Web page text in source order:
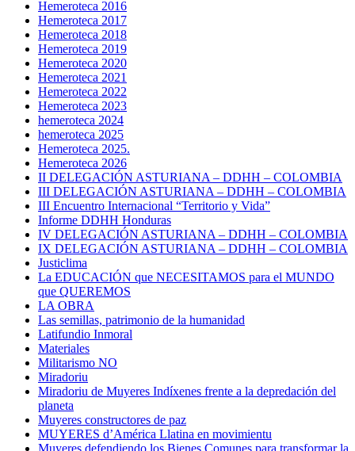
Hemeroteca 2016
Hemeroteca 2017
Hemeroteca 2018
Hemeroteca 2019
Hemeroteca 2020
Hemeroteca 2021
Hemeroteca 2022
Hemeroteca 2023
hemeroteca 2024
hemeroteca 2025
Hemeroteca 2025.
Hemeroteca 2026
II DELEGACIÓN ASTURIANA – DDHH – COLOMBIA
III DELEGACIÓN ASTURIANA – DDHH – COLOMBIA
III Encuentro Internacional “Territorio y Vida”
Informe DDHH Honduras
IV DELEGACIÓN ASTURIANA – DDHH – COLOMBIA
IX DELEGACIÓN ASTURIANA – DDHH – COLOMBIA
Justiclima
La EDUCACIÓN que NECESITAMOS para el MUNDO
que QUEREMOS
LA OBRA
Las semillas, patrimonio de la humanidad
Latifundio Inmoral
Materiales
Militarismo NO
Miradoriu
Miradoriu de Muyeres Indíxenes frente a la depredación del
planeta
Muyeres constructores de paz
MUYERES d’América Llatina en movimientu
Muyeres defendiendo los Bienes Comunes para transformar la